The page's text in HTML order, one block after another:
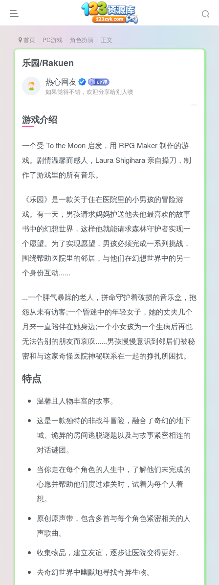
（摸鱼游戏）
首页 PC游戏 角色扮演 正文
乐园/Rakuen
热心网友
如果觉得不错，欢迎分享给别人噢
游戏介绍
一个受 To the Moon 启发，用 RPG Maker 制作的游
戏。剧情温馨而感人，Laura Shigihara 亲自操刀，制
作了游戏里的所有音乐。
《乐园》是一款关于住在医院里的小男孩的冒险游
戏。有一天，男孩请求妈妈护送他去他最喜欢的故事
书中的幻想世界，这样他就能请求森林守护者实现一
个愿望。为了实现愿望，男孩必须完成一系列挑战，
围绕帮助医院里的邻居，与他们在幻想世界中的另一
个身份互动......
...一个脾气暴躁的老人，拼命守护着破损的音乐盒，抱
怨从未有访客;一个昏迷中的年轻女子，她的丈夫几个
月来一直陪伴在她身边;一个小女孩为一个生病后再也
无法告别的朋友而哀叹......男孩慢慢意识到邻居们被秘
密和与这家奇怪医院神秘联系在一起的挣扎所困扰。
特点
温馨且人物丰富的故事。
这是一款独特的非战斗冒险，融合了奇幻的地下
城、诡异的房间逃脱谜题以及与故事紧密相连的
对话谜团。
当你走在每个角色的人生中，了解他们未完成的
心愿并帮助他们度过难关时，试着为每个人着
想。
原创原声带，包含多首与每个角色紧密相关的人
声歌曲。
收集物品，建立友谊，逐步让医院变得更好。
去奇幻世界中幽默地寻找奇异生物。